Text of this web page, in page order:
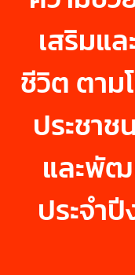
เสริม
ชีวิต ตาม
ประชาช
และพั
ประจำ